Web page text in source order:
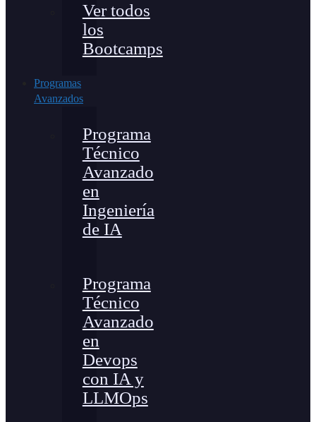
Ver todos
los
Bootcamps
Programas
Avanzados
Programa
Técnico
Avanzado
en
Ingeniería
de IA
Programa
Técnico
Avanzado
en
Devops
con IA y
LLMOps